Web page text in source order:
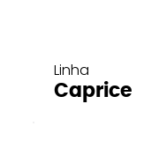
Linha
Caprice